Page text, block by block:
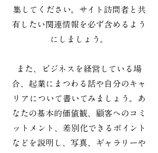
集してください。サイト訪問者と共
有したい関連情報を必ず含めるよう
にしましょう。
また、ビジネスを経営している場
合、起業にまつわる話や自分のキャ
リアについて書いてみましょう。あ
なたの基本的価値観、顧客へのコミ
ットメント、差別化できるポイント
などを説明し、写真、ギャラリーや